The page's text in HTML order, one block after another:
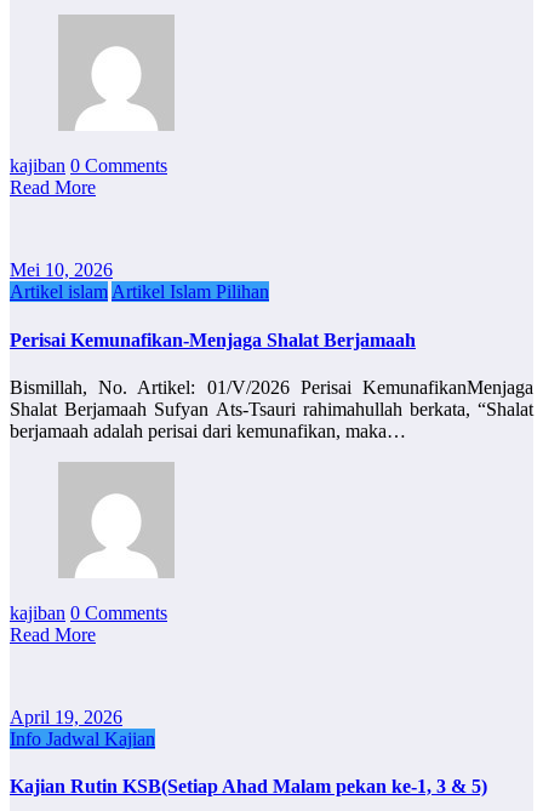
kajiban 0 Comments
Read More
Mei 10, 2026
Artikel islam Artikel Islam Pilihan
Perisai Kemunafikan-Menjaga Shalat Berjamaah
Bismillah, No. Artikel: 01/V/2026 Perisai KemunafikanMenjaga
Shalat Berjamaah Sufyan Ats-Tsauri rahimahullah berkata, “Shalat
berjamaah adalah perisai dari kemunafikan, maka…
kajiban 0 Comments
Read More
April 19, 2026
Info Jadwal Kajian
Kajian Rutin KSB(Setiap Ahad Malam pekan ke-1, 3 & 5)